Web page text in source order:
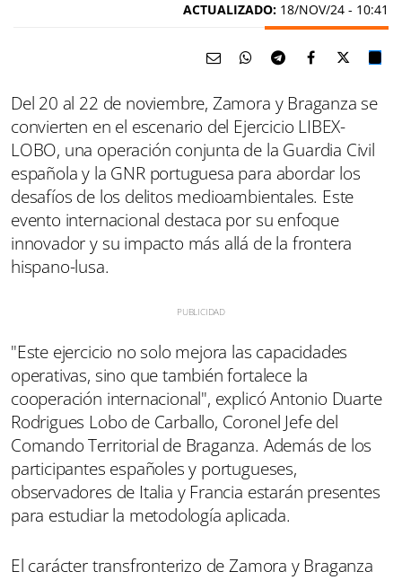
ACTUALIZADO: 18/NOV/24 - 10:41
Del 20 al 22 de noviembre, Zamora y Braganza se
convierten en el escenario del Ejercicio LIBEX-
LOBO, una operación conjunta de la Guardia Civil
española y la GNR portuguesa para abordar los
desafíos de los delitos medioambientales. Este
evento internacional destaca por su enfoque
innovador y su impacto más allá de la frontera
hispano-lusa.
"Este ejercicio no solo mejora las capacidades
operativas, sino que también fortalece la
cooperación internacional", explicó Antonio Duarte
Rodrigues Lobo de Carballo, Coronel Jefe del
Comando Territorial de Braganza. Además de los
participantes españoles y portugueses,
observadores de Italia y Francia estarán presentes
para estudiar la metodología aplicada.
El carácter transfronterizo de Zamora y Braganza